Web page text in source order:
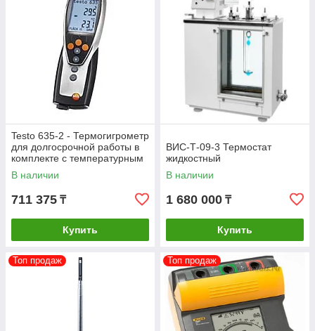
Testo 635-2 - Термогигрометр
для долгосрочной работы в
комплекте с температурным
зондом 0614 1635
В наличии
711 375 ₸
Купить
ВИС-Т-09-3 Термостат
жидкостный
В наличии
1 680 000 ₸
Купить
Топ продаж Топ продаж